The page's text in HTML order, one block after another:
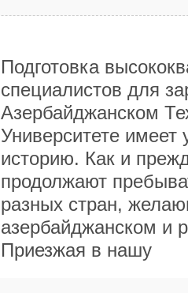
Подготовка
специалистов для
Азербайджанском
Университете
историю. Как и
продолжают
разных стран,
азербайджанском и
Приезжая в нашу